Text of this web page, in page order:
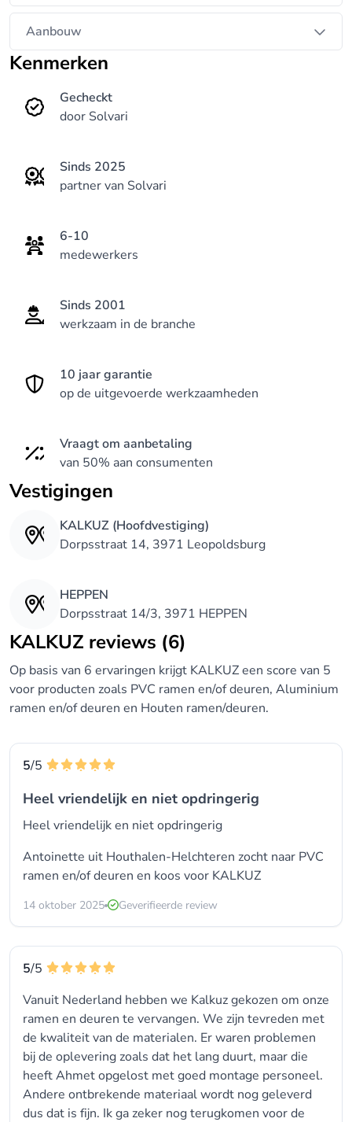
Aanbouw
Kenmerken
Gecheckt
door Solvari
Sinds 2025
partner van Solvari
6-10
medewerkers
Sinds 2001
werkzaam in de branche
10 jaar garantie
op de uitgevoerde werkzaamheden
Vraagt om aanbetaling
van 50% aan consumenten
Vestigingen
KALKUZ (Hoofdvestiging)
Dorpsstraat 14, 3971 Leopoldsburg
HEPPEN
Dorpsstraat 14/3, 3971 HEPPEN
KALKUZ reviews (6)
Op basis van 6 ervaringen krijgt KALKUZ een score van 5
voor producten zoals PVC ramen en/of deuren, Aluminium
ramen en/of deuren en Houten ramen/deuren.
5/5
Heel vriendelijk en niet opdringerig
Heel vriendelijk en niet opdringerig
Antoinette uit Houthalen-Helchteren zocht naar PVC
ramen en/of deuren en koos voor KALKUZ
14 oktober 2025 Geverifieerde review
5/5
Vanuit Nederland hebben we Kalkuz gekozen om onze
ramen en deuren te vervangen. We zijn tevreden met
de kwaliteit van de materialen. Er waren problemen
bij de oplevering zoals dat het lang duurt, maar die
heeft Ahmet opgelost met goed montage personeel.
Andere ontbrekende materiaal wordt nog geleverd
dus dat is fijn. Ik ga zeker nog terugkomen voor de